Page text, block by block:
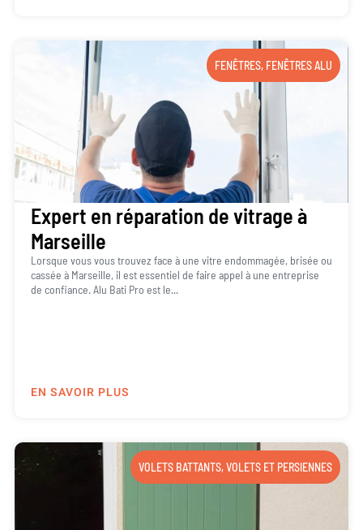
FENÊTRES, FENÊTRES ALU
Expert en réparation de vitrage à
Marseille
Lorsque vous vous trouvez face à une vitre endommagée, brisée ou
cassée à Marseille, il est essentiel de faire appel à une entreprise
de confiance. Alu Bati Pro est le...
EN SAVOIR PLUS
VOLETS BATTANTS,VOLETS ET PERSIENNES